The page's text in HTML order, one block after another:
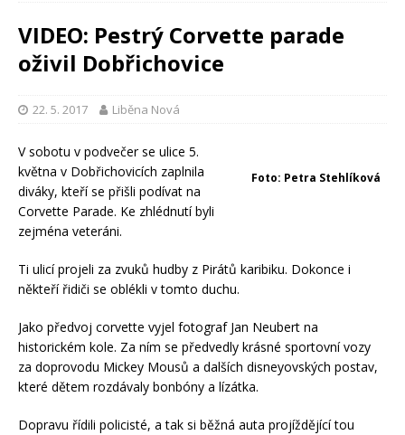
VIDEO: Pestrý Corvette parade
oživil Dobřichovice
22. 5. 2017 Liběna Nová
Foto: Petra Stehlíková
V sobotu v podvečer se ulice 5.
května v Dobřichovicích zaplnila
diváky, kteří se přišli podívat na
Corvette Parade. Ke zhlédnutí byli
zejména veteráni.
Ti ulicí projeli za zvuků hudby z Pirátů karibiku. Dokonce i
někteří řidiči se oblékli v tomto duchu.
Jako předvoj corvette vyjel fotograf Jan Neubert na
historickém kole. Za ním se předvedly krásné sportovní vozy
za doprovodu Mickey Mousů a dalších disneyovských postav,
které dětem rozdávaly bonbóny a lízátka.
Dopravu řídili policisté, a tak si běžná auta projíždějící tou